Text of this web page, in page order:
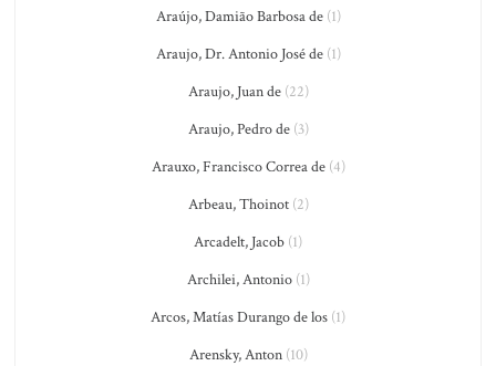
Araújo, Damião Barbosa de(1)
Araujo, Dr. Antonio José de(1)
Araujo, Juan de(22)
Araujo, Pedro de(3)
Arauxo, Francisco Correa de(4)
Arbeau, Thoinot(2)
Arcadelt, Jacob (1)
Archilei, Antonio(1)
Arcos, Matías Durango de los (1)
Arensky, Anton(10)